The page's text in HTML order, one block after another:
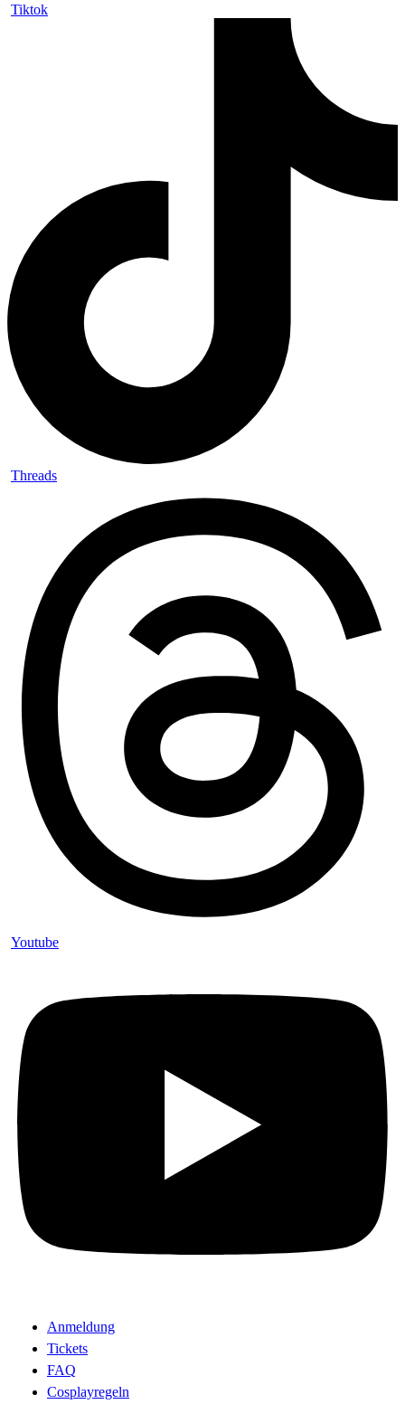
Tiktok
Threads
Youtube
Anmeldung
Tickets
FAQ
Cosplayregeln